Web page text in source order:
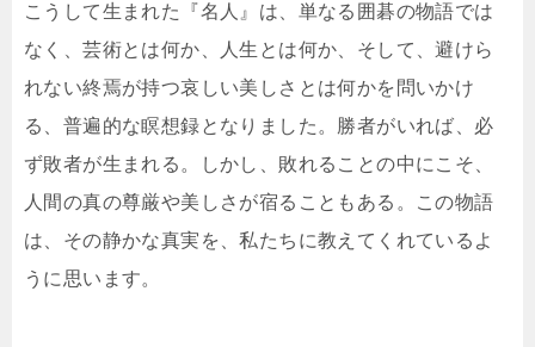
こうして生まれた『名人』は、単なる囲碁の物語では
なく、芸術とは何か、人生とは何か、そして、避けら
れない終焉が持つ哀しい美しさとは何かを問いかけ
る、普遍的な瞑想録となりました。勝者がいれば、必
ず敗者が生まれる。しかし、敗れることの中にこそ、
人間の真の尊厳や美しさが宿ることもある。この物語
は、その静かな真実を、私たちに教えてくれているよ
うに思います。